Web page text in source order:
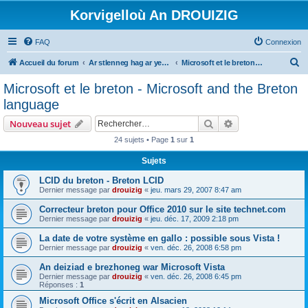
Korvigelloù An DROUIZIG
FAQ Connexion
Accueil du forum Ar stlenneg hag ar yezhoù bihan er bed a-bezh Microsoft et le breton - Microsoft and the Breton language
Microsoft et le breton - Microsoft and the Breton
language
Nouveau sujet Rechercher
24 sujets • Page 1 sur 1
Sujets
LCID du breton - Breton LCID
Dernier message par drouizig « jeu. mars 29, 2007 8:47 am
Correcteur breton pour Office 2010 sur le site technet.com
Dernier message par drouizig « jeu. déc. 17, 2009 2:18 pm
La date de votre système en gallo : possible sous Vista !
Dernier message par drouizig « ven. déc. 26, 2008 6:58 pm
An deiziad e brezhoneg war Microsoft Vista
Dernier message par drouizig « ven. déc. 26, 2008 6:45 pm
Réponses : 1
Microsoft Office s'écrit en Alsacien